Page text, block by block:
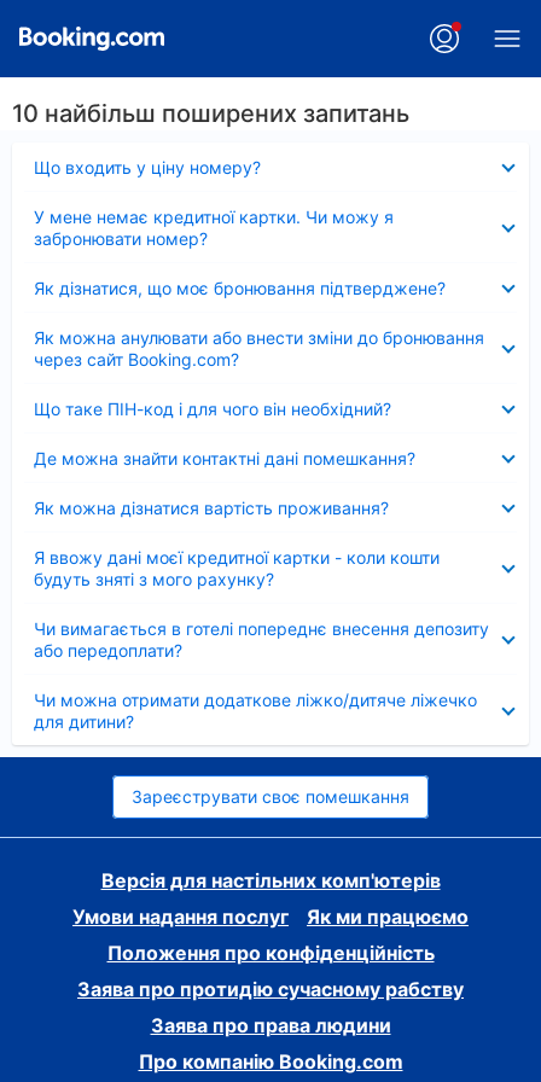
10 найбільш поширених запитань
Що входить у ціну номеру?
У мене немає кредитної картки. Чи можу я
забронювати номер?
Як дізнатися, що моє бронювання підтверджене?
Як можна анулювати або внести зміни до бронювання
через сайт Booking.com?
Що таке ПІН-код і для чого він необхідний?
Де можна знайти контактні дані помешкання?
Як можна дізнатися вартість проживання?
Я ввожу дані моєї кредитної картки - коли кошти
будуть зняті з мого рахунку?
Чи вимагається в готелі попереднє внесення депозиту
або передоплати?
Чи можна отримати додаткове ліжко/дитяче ліжечко
для дитини?
Зареєструвати своє помешкання
Версія для настільних комп'ютерів
Умови надання послуг
Як ми працюємо
Положення про конфіденційність
Заява про протидію сучасному рабству
Заява про права людини
Про компанію Booking.com